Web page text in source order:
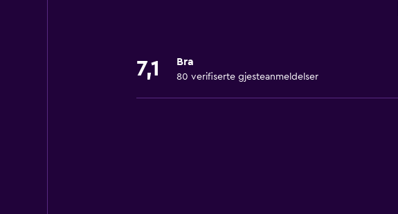
7,1 Bra
80 verifiserte gjesteanmeldelser